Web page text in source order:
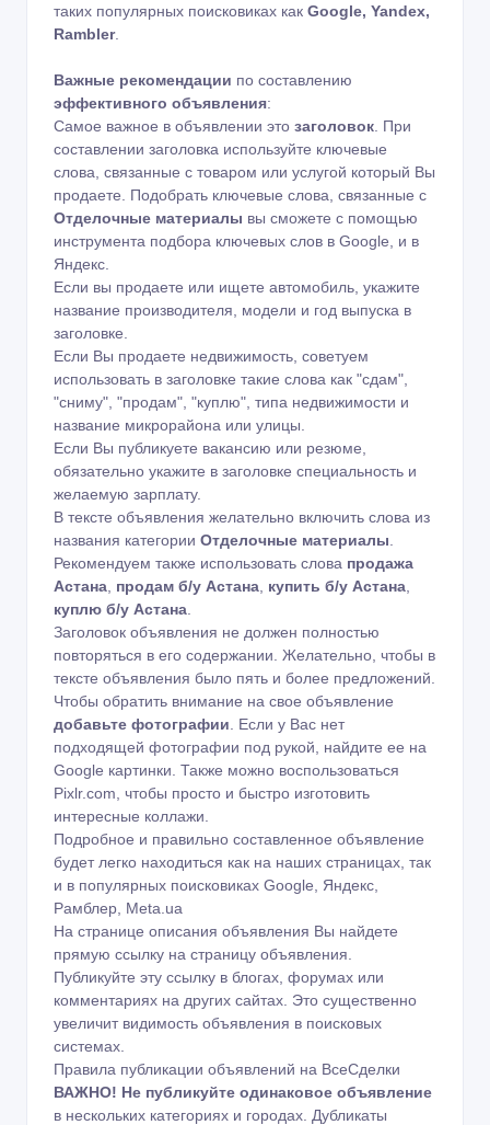
таких популярных поисковиках как Google, Yandex,
Rambler.
Важные рекомендации по составлению
эффективного объявления:
Самое важное в объявлении это заголовок . При
составлении заголовка используйте ключевые
слова, связанные с товаром или услугой который Вы
продаете. Подобрать ключевые слова, связанные с
Отделочные материалы вы сможете с помощью
инструмента подбора ключевых слов в Google
и в
Яндекс
Если вы продаете или ищете автомобиль, укажите
название производителя, модели и год выпуска в
заголовке.
Если Вы продаете недвижимость, советуем
использовать в заголовке такие слова как "сдам",
"сниму", "продам", "куплю", типа недвижимости и
название микрорайона или улицы.
Если Вы публикуете вакансию или резюме,
обязательно укажите в заголовке специальность и
желаемую зарплату.
В тексте объявления желательно включить слова из
названия категории Отделочные материалы
Рекомендуем также использовать слова продажа
Астана продам б/у Астана купить б/у Астана
куплю б/у Астана
Заголовок объявления не должен полностью
повторяться в его содержании. Желательно, чтобы в
тексте объявления было пять и более предложений.
Чтобы обратить внимание на свое объявление
добавьте фотографии . Если у Вас нет
подходящей фотографии под рукой, найдите ее на
Google картинки . Также можно воспользоваться
Pixlr.com , чтобы просто и быстро изготовить
интересные коллажи.
Подробное и правильно составленное объявление
будет легко находиться как на наших страницах, так
и в популярных поисковиках Google, Яндекс,
Рамблер, Meta.ua
На странице описания объявления Вы найдете
прямую ссылку на страницу объявления.
Публикуйте эту ссылку в блогах, форумах или
комментариях на других сайтах. Это существенно
увеличит видимость объявления в поисковых
системах.
Правила публикации объявлений на ВсеСделки
ВАЖНО! Не публикуйте одинаковое объявление
в нескольких категориях и городах. Дубликаты